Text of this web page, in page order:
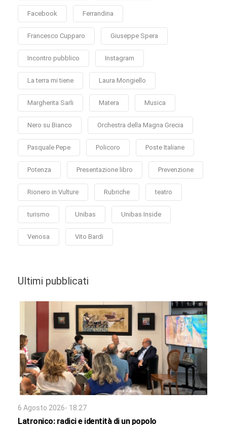
Facebook Ferrandina
Francesco Cupparo Giuseppe Spera
Incontro pubblico Instagram
La terra mi tiene Laura Mongiello
Margherita Sarli Matera Musica
Nero su Bianco Orchestra della Magna Grecia
Pasquale Pepe Policoro Poste Italiane
Potenza Presentazione libro Prevenzione
Rionero in Vulture Rubriche teatro
turismo Unibas Unibas Inside
Venosa Vito Bardi
Ultimi pubblicati
6 Agosto 2026- 18:27
Latronico: radici e identità di un popolo